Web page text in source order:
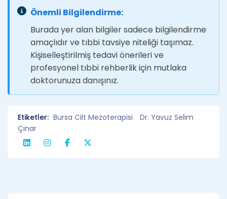
Önemli Bilgilendirme:
Burada yer alan bilgiler sadece bilgilendirme
amaçlıdır ve tıbbi tavsiye niteliği taşımaz.
Kişiselleştirilmiş tedavi önerileri ve
profesyonel tıbbi rehberlik için mutlaka
doktorunuza danışınız.
Etiketler: Bursa Cilt Mezoterapisi
Dr. Yavuz Selim
Çınar